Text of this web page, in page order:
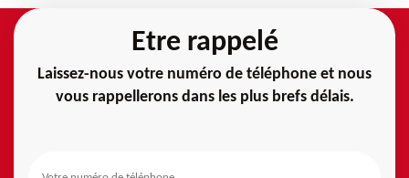
Etre rappelé
Laissez-nous votre numéro de téléphone et nous
vous rappellerons dans les plus brefs délais.